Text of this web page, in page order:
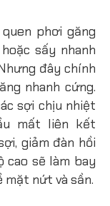
phơi găng
sấy nhanh
đây chính
nhanh cứng.
sợi chịu nhiệt
mất liên kết
giảm đàn hồi
cao sẽ làm bay
mặt nứt và sần.